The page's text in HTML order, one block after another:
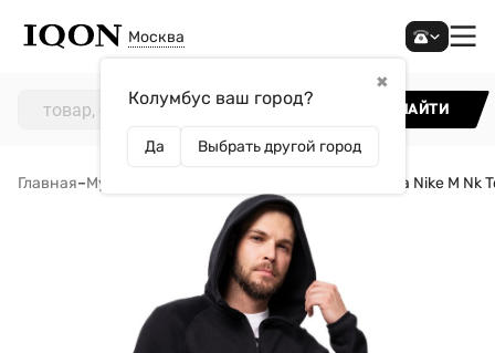
Москва
✖
Колумбус ваш город?
Да Выбрать другой город
НАЙТИ
Главная–Мужчинам Толстовка Nike M Nk